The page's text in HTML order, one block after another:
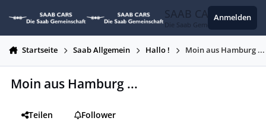
SAAB CARS
Die Saab Gemeinschaft
Anmelden
Startseite Saab Allgemein Hallo ! Moin aus Hamburg ...
Moin aus Hamburg ...
Teilen
Follower